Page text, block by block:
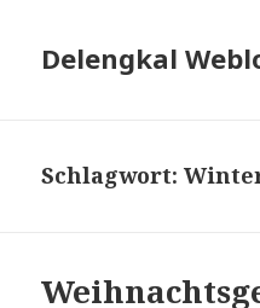
Delengkal
Schlagwort: